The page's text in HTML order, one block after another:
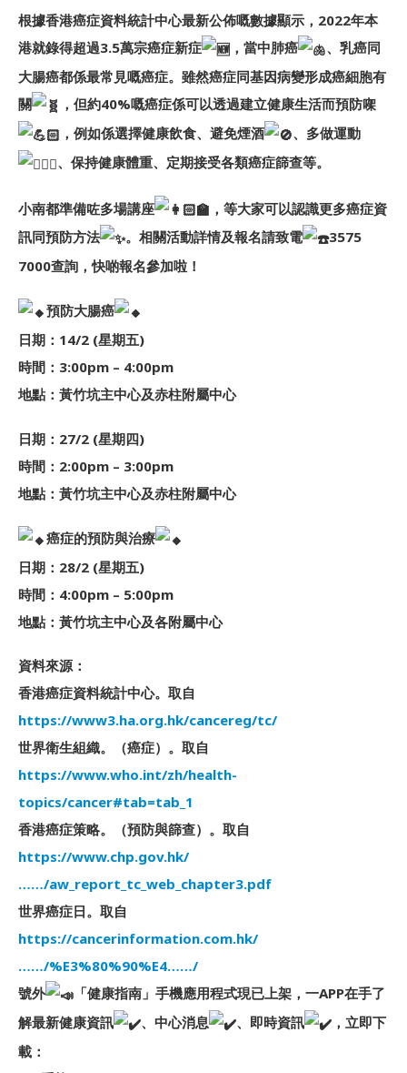
根據香港癌症資料統計中心最新公佈嘅數據顯示，2022年本
港就錄得超過3.5萬宗癌症新症
，當中肺癌
、乳癌同
大腸癌都係最常見嘅癌症。雖然癌症同基因病變形成癌細胞有
關
，但約40%嘅癌症係可以透過建立健康生活而預防㗎
，例如係選擇健康飲食、避免煙酒
、多做運動
、保持健康體重、定期接受各類癌症篩查等。
小南都準備咗多場講座
，等大家可以認識更多癌症資
訊同預防方法
。相關活動詳情及報名請致電
3575
7000查詢，快啲報名參加啦！
預防大腸癌
日期：14/2 (星期五)
時間：3:00pm – 4:00pm
地點：黃竹坑主中心及赤柱附屬中心
日期：27/2 (星期四)
時間：2:00pm – 3:00pm
地點：黃竹坑主中心及赤柱附屬中心
癌症的預防與治療
日期：28/2 (星期五)
時間：4:00pm – 5:00pm
地點：黃竹坑主中心及各附屬中心
資料來源：
香港癌症資料統計中心。取自
https://www3.ha.org.hk/cancereg/tc/
世界衛生組織。（癌症）。取自
https://www.who.int/zh/health-
topics/cancer#tab=tab_1
香港癌症策略。（預防與篩查）。取自
https://www.chp.gov.hk/
……/aw_report_tc_web_chapter3.pdf
世界癌症日。取自
https://cancerinformation.com.hk/
……/%E3%80%90%E4……/
號外
「健康指南」手機應用程式現已上架，一APP在手了
解最新健康資訊
、中心消息 、即時資訊
，立即下
載：